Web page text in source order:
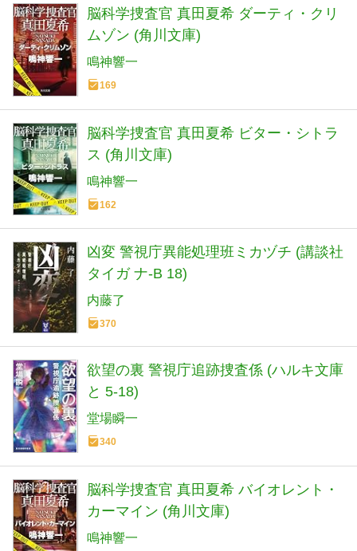
脳科学捜査官 真田夏希 ダーティ・クリ
ムゾン (角川文庫)
鳴神響一
169
脳科学捜査官 真田夏希 ビター・シトラ
ス (角川文庫)
鳴神響一
162
凶変 警視庁異能処理班ミカヅチ (講談社
タイガ ナ-B 18)
内藤了
370
欲望の裏 警視庁追跡捜査係 (ハルキ文庫
と 5-18)
堂場瞬一
340
脳科学捜査官 真田夏希 バイオレント・
カーマイン (角川文庫)
鳴神響一